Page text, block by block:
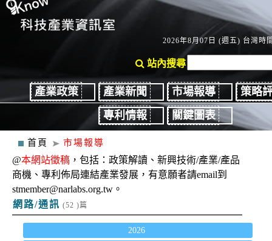
2026年8月07日 (週五) 台灣時
站內搜尋
產業政策 產業新聞 市場報導
策略
專利情報
關鍵圖表
首頁 市場報導
@本網站徵稿 ，包括：政策解讀、新興技術/產業/產品
商機、專利佈局連結產業發展，有意願者請email到
stmember@narlabs.org.tw。
網路/通訊 (52 )篇
2026